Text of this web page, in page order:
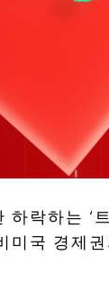
락하는 ‘
미국 경제